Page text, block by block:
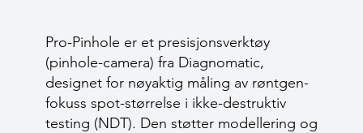
Pro-Pinhole er et presisjonsverktøy
(pinhole-camera) fra Diagnomatic,
designet for nøyaktig måling av røntgen-
fokuss spot-størrelse i ikke-destruktiv
testing (NDT). Den støtter modellering og